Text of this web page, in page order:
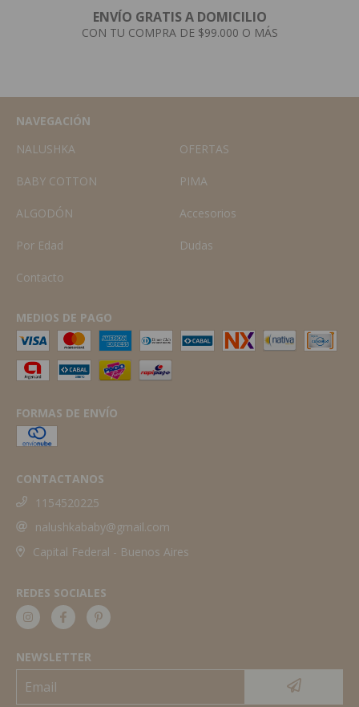
ENVÍO GRATIS A DOMICILIO
CON TU COMPRA DE $99.000 O MÁS
NAVEGACIÓN
NALUSHKA
OFERTAS
BABY COTTON PIMA
ALGODÓN Accesorios
Por Edad Dudas
Contacto
MEDIOS DE PAGO
FORMAS DE ENVÍO
CONTACTANOS
1154520225
nalushkababy@gmail.com
Capital Federal - Buenos Aires
REDES SOCIALES
NEWSLETTER